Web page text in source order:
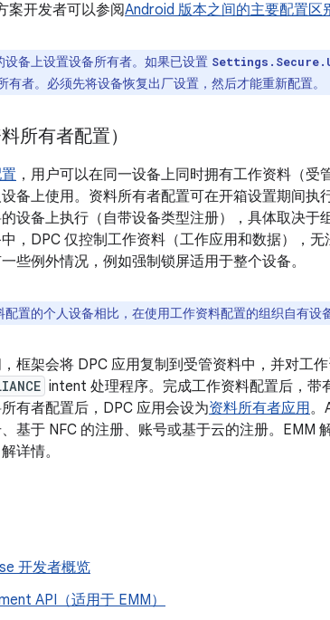
案开发者可以参阅Android 版本之间的主要配置区
设备上设置设备所有者。如果已设置
有者。必须先将设备恢复出厂设置，然后才能重新配置。
所有者配置）
，用户可以在同一设备上同时拥有工作资料（
备上使用。资料所有者配置可在开箱设置期间执
设备上执行（自带设备类型注册），具体取决于
，DPC 仅控制工作资料（工作应用和数据），
些例外情况，例如强制锁屏适用于整个设备。
置的个人设备相比，在使用工作资料配置的组织自有设
框架会将 DPC 应用复制到受管资料中，并对工
intent 处理程序。完成工作资料配置后，带
有者配置后，DPC 应用会设为资料所有者应用。
基于 NFC 的注册、账号或基于云的注册。EMM
详情。
开发者概览
API（适用于 EMM）